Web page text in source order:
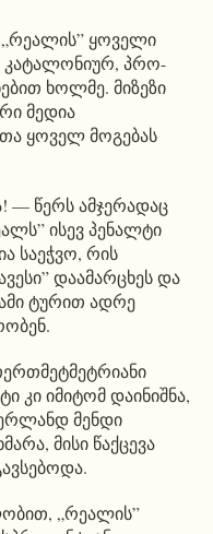
ყოველი
კატალონიურ, პრო-
ხოლმე. მიზეზი
მედია
ყოველ მოგებას
— წერს ამჯერადაც
ისევ პენალტი
საეჭვო, რის
დაამარცხეს და
ტურით ადრე
კი იმიტომ დაინიშნა,
მენდი
მისი წაქცევა
„რეალის”